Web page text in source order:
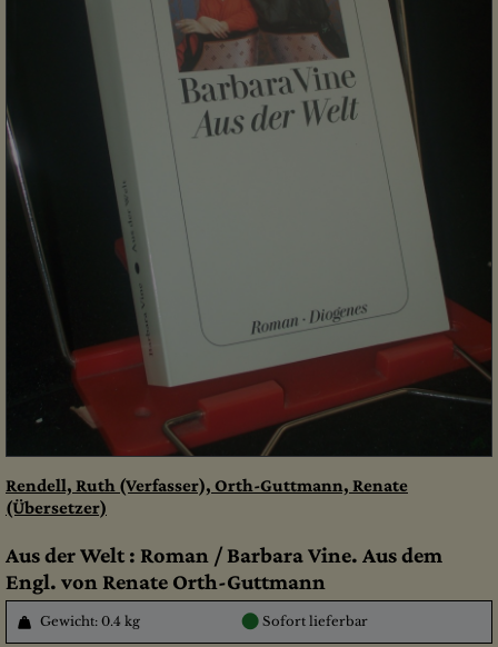
Rendell, Ruth (Verfasser), Orth-Guttmann, Renate
(Übersetzer)
Aus der Welt : Roman / Barbara Vine. Aus dem
Engl. von Renate Orth-Guttmann
Gewicht: 0.4 kg ● Sofort lieferbar